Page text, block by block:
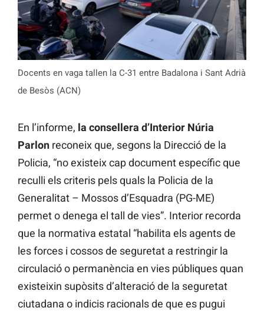
Docents en vaga tallen la C-31 entre Badalona i Sant Adrià
de Besòs (ACN)
En l’informe, la consellera d’Interior Núria
Parlon reconeix que, segons la Direcció de la
Policia, “no existeix cap document específic que
reculli els criteris pels quals la Policia de la
Generalitat – Mossos d’Esquadra (PG-ME)
permet o denega el tall de vies”. Interior recorda
que la normativa estatal “habilita els agents de
les forces i cossos de seguretat a restringir la
circulació o permanència en vies públiques quan
existeixin supòsits d’alteració de la seguretat
ciutadana o indicis racionals de que es pugui